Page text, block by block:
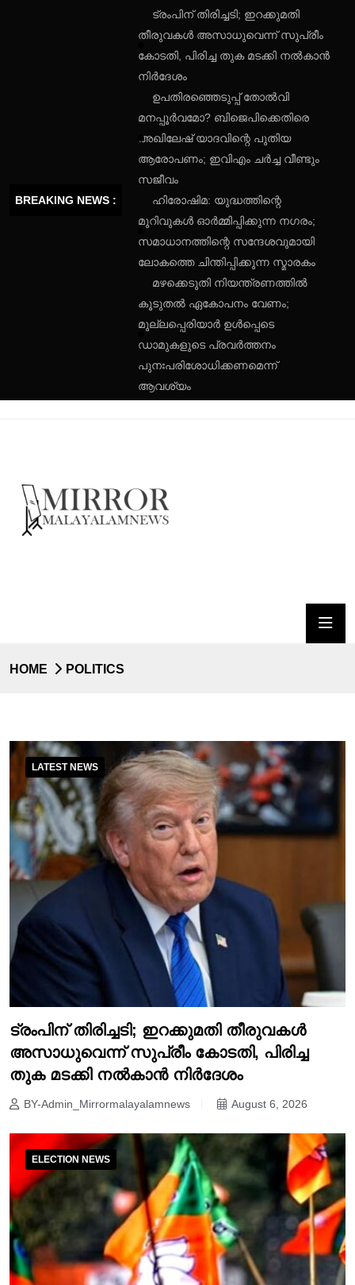
BREAKING NEWS :
ട്രംപിന് തിരിച്ചടി; ഇറക്കുമതി
തീരുവകൾ അസാധുവെന്ന് സുപ്രീം
കോടതി, പിരിച്ച തുക മടക്കി നൽകാൻ
നിർദേശം
ഉപതിരഞ്ഞെടുപ്പ് തോൽവി
മനപ്പൂർവമോ? ബിജെപിക്കെതിരെ
അഖിലേഷ് യാദവിന്റെ പുതിയ
ആരോപണം; ഇവിഎം ചർച്ച വീണ്ടും
സജീവം
ഹിരോഷിമ: യുദ്ധത്തിന്റെ
മുറിവുകൾ ഓർമ്മിപ്പിക്കുന്ന നഗരം;
സമാധാനത്തിന്റെ സന്ദേശവുമായി
ലോകത്തെ ചിന്തിപ്പിക്കുന്ന സ്മാരകം
മഴക്കെടുതി നിയന്ത്രണത്തിൽ
കൂടുതൽ ഏകോപനം വേണം;
മുല്ലപ്പെരിയാർ ഉൾപ്പെടെ
ഡാമുകളുടെ പ്രവർത്തനം
പുനഃപരിശോധിക്കണമെന്ന്
ആവശ്യം
HOME POLITICS
LATEST NEWS
ട്രംപിന് തിരിച്ചടി; ഇറക്കുമതി തീരുവകൾ
അസാധുവെന്ന് സുപ്രീം കോടതി, പിരിച്ച
തുക മടക്കി നൽകാൻ നിർദേശം
BY-Admin_Mirrormalayalamnews August 6, 2026
ELECTION NEWS